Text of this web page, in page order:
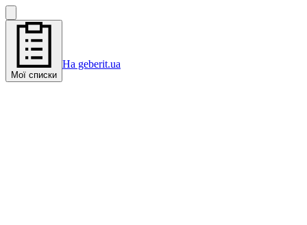
Мої списки
На geberit.ua